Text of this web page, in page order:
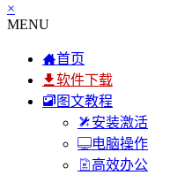
×
MENU
首页
软件下载
图文教程
安装激活
电脑操作
高效办公